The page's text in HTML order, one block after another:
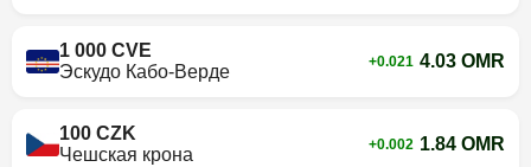
1 000 CVE
Эскудо Кабо-Верде
+0.021 4.03 OMR
100 CZK
Чешская крона
+0.002 1.84 OMR